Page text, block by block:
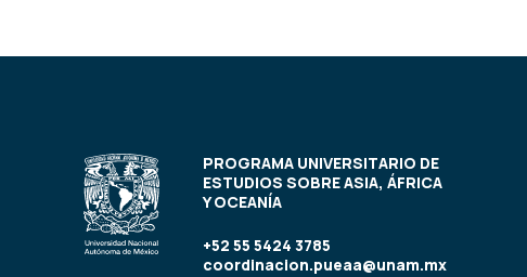
PROGRAMA UNIVERSITARIO DE
ESTUDIOS SOBRE ASIA, ÁFRICA
Y OCEANÍA
+52 55 5424 3785
coordinacion.pueaa@unam.mx